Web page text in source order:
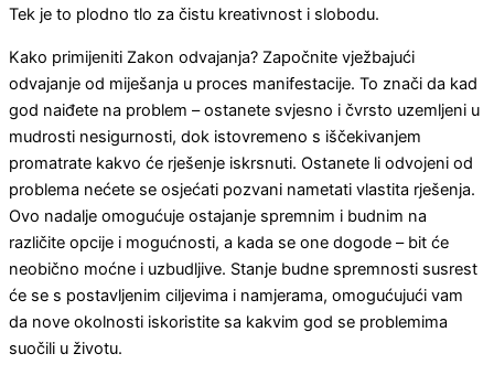
Tek je to plodno tlo za čistu kreativnost i slobodu.
Kako primijeniti Zakon odvajanja? Započnite vježbajući
odvajanje od miješanja u proces manifestacije. To znači da kad
god naiđete na problem – ostanete svjesno i čvrsto uzemljeni u
mudrosti nesigurnosti, dok istovremeno s iščekivanjem
promatrate kakvo će rješenje iskrsnuti. Ostanete li odvojeni od
problema nećete se osjećati pozvani nametati vlastita rješenja.
Ovo nadalje omogućuje ostajanje spremnim i budnim na
različite opcije i mogućnosti, a kada se one dogode – bit će
neobično moćne i uzbudljive. Stanje budne spremnosti susrest
će se s postavljenim ciljevima i namjerama, omogućujući vam
da nove okolnosti iskoristite sa kakvim god se problemima
suočili u životu.